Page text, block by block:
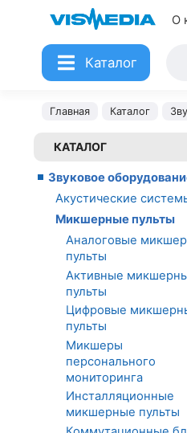
О
Каталог
Главная Каталог
КАТАЛОГ
Звуковое
Акустические
Микшерные пульты
Аналоговые
пульты
Активные
пульты
Цифровые
пульты
Микшеры
персонального
мониторинга
Инсталляционные
микшерные пульты